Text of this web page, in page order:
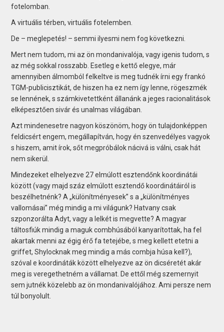
fotelomban.
A virtuális térben, virtuális fotelemben.
De – meglepetés! – semmi ilyesmi nem fog következni.
Mert nem tudom, mi az ön mondanivalója, vagy igenis tudom, s
az még sokkal rosszabb. Esetleg e kettő elegye, már
amennyiben álmomból felkeltve is meg tudnék írni egy frankó
TGM-publicisztikát, de hiszen ha ez nem így lenne, rögeszmék
se lennének, s számkivetettként állanánk a jeges racionalitások
elképesztően sivár és unalmas világában.
Azt mindenesetre nagyon köszönöm, hogy ön tulajdonképpen
feldicsért engem, megállapítván, hogy én szenvedélyes vagyok
s hiszem, amit írok, sőt megpróbálok nácivá is válni, csak hát
nem sikerül.
Mindezeket elhelyezve 27 elmúlott esztendőnk koordinátái
között (vagy majd száz elmúlott esztendő koordinátáiról is
beszélhetnénk? A „különítményesek” s a „különítményes
vallomásai” még mindig a mi világunk? Hatvany csak
szponzorálta Adyt, vagy a lelkét is megvette? A magyar
táltosfiúk mindig a maguk combhúsából kanyarítottak, ha fel
akartak menni az égig érő fa tetejébe, s meg kellett etetni a
griffet, Shylocknak meg mindig a más combja húsa kell?),
szóval e koordináták között elhelyezve az ön dicséretét akár
meg is veregethetném a vállamat. De ettől még szemernyit
sem jutnék közelebb az ön mondanivalójához. Ami persze nem
túl bonyolult.